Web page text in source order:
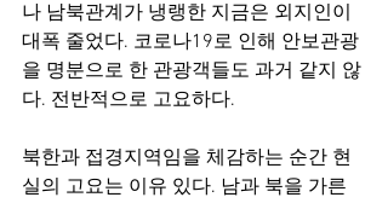
나 남북관계가 냉랭한 지금은 외지인이
대폭 줄었다. 코로나19로 인해 안보관광
을 명분으로 한 관광객들도 과거 같지 않
다. 전반적으로 고요하다.
북한과 접경지역임을 체감하는 순간 현
실의 고요는 이유 있다. 남과 북을 가른